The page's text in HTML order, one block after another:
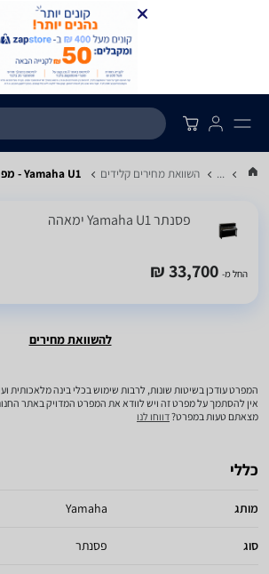
... השוואת מחירים קלידים Yamaha U1 - מפרט
‏פסנתר Yamaha U1 ימאהה
החל מ- 33,700 ₪
להשוואת מחירים
המפרט עודכן בשיטות שונות, לרבות שימוש בכלי בינה מלאכותית
אין להסתמך על מפרט זה ויש לוודא את המפרט המדויק באתר
מצאתם טעות במפרט?דווחו לנו
כללי
מותג Yamaha
סוג פסנתר